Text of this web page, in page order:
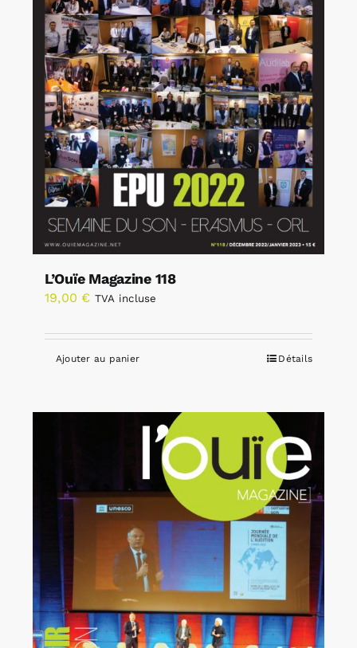
L’Ouïe Magazine 118
19,00 € TVA incluse
Ajouter au panier Détails